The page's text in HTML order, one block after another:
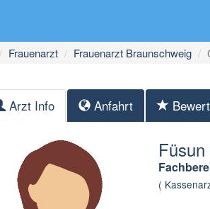
Frauenarzt Frauenarzt Braunschweig
Arzt Info Anfahrt
(